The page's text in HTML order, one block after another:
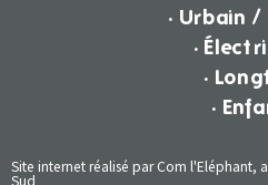
· Urbain /
·
·
·
Site internet réalisé par Com l'Eléphant,
Sud